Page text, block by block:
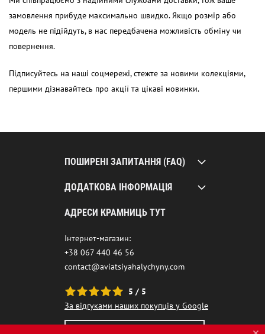
замовлення прибуде максимально швидко. Якщо розмір або
модель не підійдуть, в нас передбачена можливість обміну чи
повернення.
Підписуйтесь на наші соцмережі, стежте за новими колекціями,
першими дізнавайтесь про акції та цікаві новинки.
ПОШИРЕНІ ЗАПИТАННЯ (FAQ)
ДОДАТКОВА ІНФОРМАЦІЯ
АДРЕСИ КРАМНИЦЬ ТУТ
Інтернет-магазин:
+38 067 440 46 56
contact@aviatsiyahalychyny.com
5 / 5
За відгуками наших покупців у Google